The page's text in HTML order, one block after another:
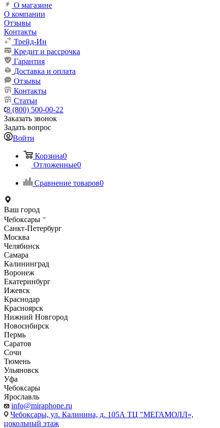
О магазине
О компании
Отзывы
Контакты
Трейд-Ин
Кредит и рассрочка
Гарантия
Доставка и оплата
Отзывы
Контакты
Статьи
8 (800) 500-00-22
Заказать звонок
Задать вопрос
Войти
Корзина0
Отложенные0
Сравнение товаров0
Ваш город
Чебоксары
Санкт-Петербург
Москва
Челябинск
Самара
Калининград
Воронеж
Екатеринбург
Ижевск
Краснодар
Красноярск
Нижний Новгород
Новосибирск
Пермь
Саратов
Сочи
Тюмень
Ульяновск
Уфа
Чебоксары
Ярославль
info@miraphone.ru
Чебоксары, ул. Калинина, д. 105А ТЦ "МЕГАМОЛЛ»,
цокольный этаж